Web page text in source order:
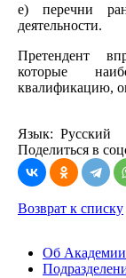
е) перечни
деятельности.
Претендент
которые
квалификацию,
Язык: Русский
Поделиться в
Возврат к списку
Об Академии